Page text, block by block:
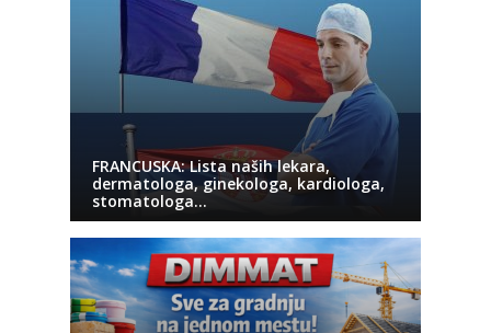
FRANCUSKA: Lista naših lekara,
dermatologa, ginekologa, kardiologa,
stomatologa…